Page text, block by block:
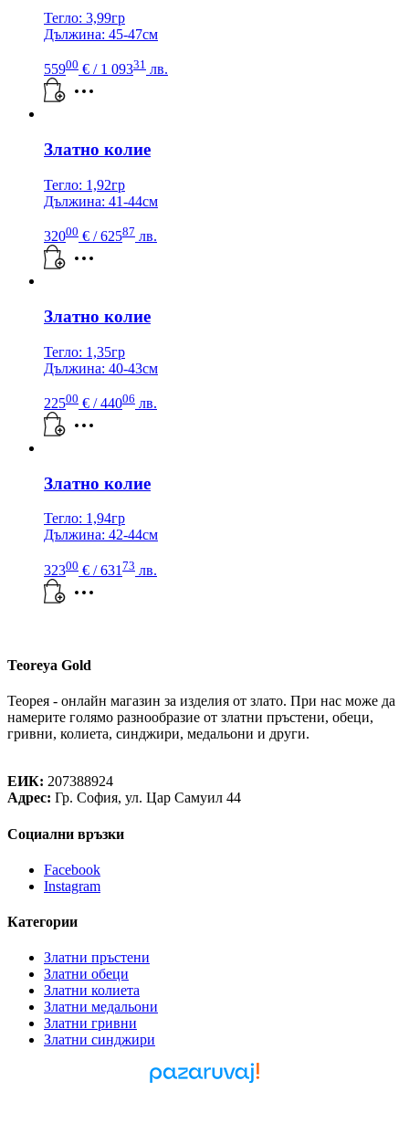
Тегло: 3,99гр
Дължина: 45-47см
55900 € / 1 09331 лв.
Златно колие
Тегло: 1,92гр
Дължина: 41-44см
32000 € / 62587 лв.
Златно колие
Тегло: 1,35гр
Дължина: 40-43см
22500 € / 44006 лв.
Златно колие
Тегло: 1,94гр
Дължина: 42-44см
32300 € / 631 73 лв.
Teoreya Gold
Теорея - онлайн магазин за изделия от злато. При нас може да
намерите голямо разнообразие от златни пръстени, обеци,
гривни, колиета, синджири, медальони и други.
ЕИК: 207388924
Адрес: Гр. София, ул. Цар Самуил 44
Социални връзки
Facebook
Instagram
Категории
Златни пръстени
Златни обеци
Златни колиета
Златни медальони
Златни гривни
Златни синджири